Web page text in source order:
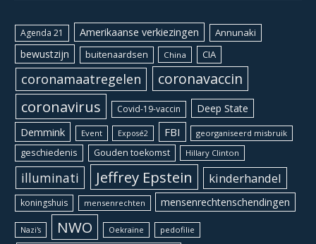
Agenda 21 Amerikaanse verkiezingen Annunaki
bewustzijn buitenaardsen China CIA
coronamaatregelen coronavaccin
coronavirus Covid-19-vaccin Deep State
Demmink Event Exposé2 FBI georganiseerd misbruik
geschiedenis Gouden toekomst Hillary Clinton
illuminati Jeffrey Epstein kinderhandel
koningshuis mensenrechten mensenrechtenschendingen
Nazi's NWO Oekraïne pedofilie